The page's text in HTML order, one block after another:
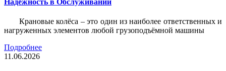
Крановые колёса – это один из наиболее ответственных и
нагруженных элементов любой грузоподъёмной машины
Подробнее
11.06.2026